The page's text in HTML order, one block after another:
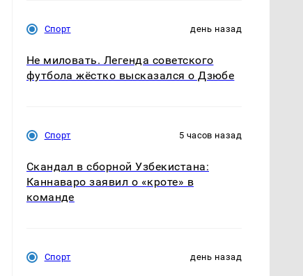
Спорт день назад
Не миловать. Легенда советского
футбола жёстко высказался о Дзюбе
Спорт 5 часов назад
Скандал в сборной Узбекистана:
Каннаваро заявил о «кроте» в
команде
Спорт день назад